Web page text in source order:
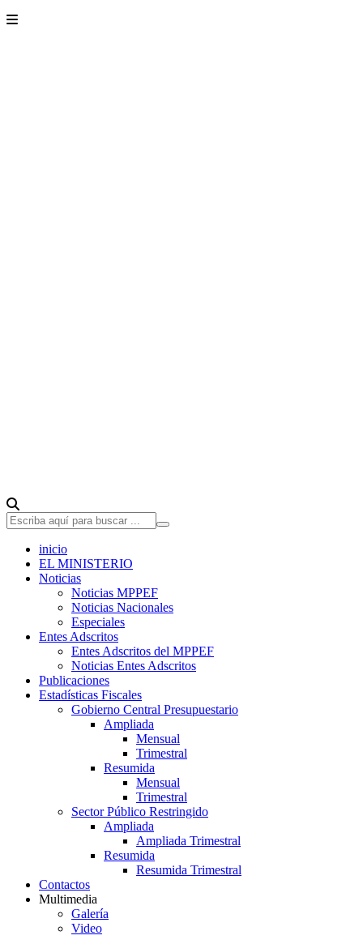
inicio
EL MINISTERIO
Noticias
Noticias MPPEF
Noticias Nacionales
Especiales
Entes Adscritos
Entes Adscritos del MPPEF
Noticias Entes Adscritos
Publicaciones
Estadísticas Fiscales
Gobierno Central Presupuestario
Ampliada
Mensual
Trimestral
Resumida
Mensual
Trimestral
Sector Público Restringido
Ampliada
Ampliada Trimestral
Resumida
Resumida Trimestral
Contactos
Multimedia
Galería
Video